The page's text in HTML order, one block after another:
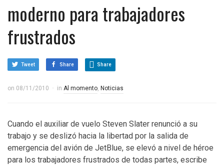
moderno para trabajadores
frustrados
Tweet Share Share
on 08/11/2010 in Al momento, Noticias
Cuando el auxiliar de vuelo Steven Slater renunció a su
trabajo y se deslizó hacia la libertad por la salida de
emergencia del avión de JetBlue, se elevó a nivel de héroe
para los trabajadores frustrados de todas partes, escribe